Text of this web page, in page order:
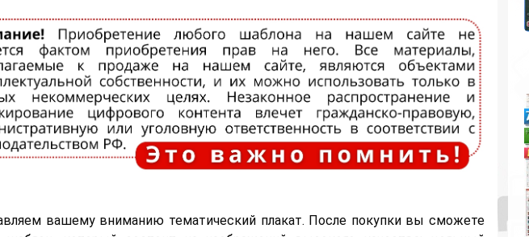
вашему вниманию тематический плакат. После покупки вы сможете